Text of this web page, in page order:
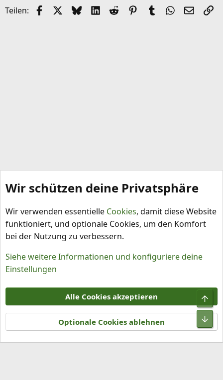
Teilen: FacebookX (Twitter)
BlueskyLinkedIn
Reddit Pinterest
Tumblr WhatsApp
E-Mail
Nutzungsbedingungen
Datenschutz
Hilfe und Impressum
R
S
S
Community platform by XenForo® © 2010-2026 XenForo Ltd.
Wir schützen deine Privatsphäre
Wir verwenden essentielle Cookies, damit diese Website
funktioniert, und optionale Cookies, um den Komfort
bei der Nutzung zu verbessern.
Siehe weitere Informationen und konfiguriere deine
Einstellungen
Alle Cookies akzeptieren
Optionale Cookies ablehnen